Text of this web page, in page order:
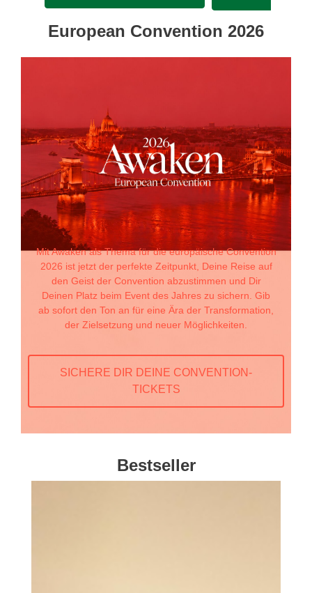
European Convention 2026
Mit Awaken als Thema für die europäische Convention
2026 ist jetzt der perfekte Zeitpunkt, Deine Reise auf
den Geist der Convention abzustimmen und Dir
Deinen Platz beim Event des Jahres zu sichern. Gib
ab sofort den Ton an für eine Ära der Transformation,
der Zielsetzung und neuer Möglichkeiten.
SICHERE DIR DEINE CONVENTION-
TICKETS
Bestseller